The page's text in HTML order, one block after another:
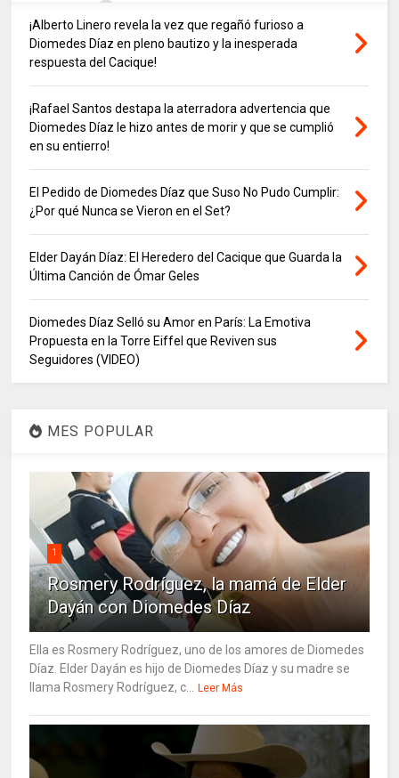
¡Alberto Linero revela la vez que regañó furioso a
Diomedes Díaz en pleno bautizo y la inesperada
respuesta del Cacique!
¡Rafael Santos destapa la aterradora advertencia que
Diomedes Díaz le hizo antes de morir y que se cumplió
en su entierro!
El Pedido de Diomedes Díaz que Suso No Pudo Cumplir:
¿Por qué Nunca se Vieron en el Set?
Elder Dayán Díaz: El Heredero del Cacique que Guarda la
Última Canción de Ómar Geles
Diomedes Díaz Selló su Amor en París: La Emotiva
Propuesta en la Torre Eiffel que Reviven sus
Seguidores (VIDEO)
MES POPULAR
1
Rosmery Rodríguez, la mamá de Elder
Dayán con Diomedes Díaz
Ella es Rosmery Rodríguez, uno de los amores de Diomedes
Díaz. Elder Dayán es hijo de Diomedes Díaz y su madre se
llama Rosmery Rodríguez, c... Leer Más